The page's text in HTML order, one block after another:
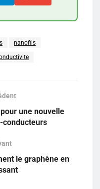
nanofils
une nouvelle
conducteurs
le graphène en